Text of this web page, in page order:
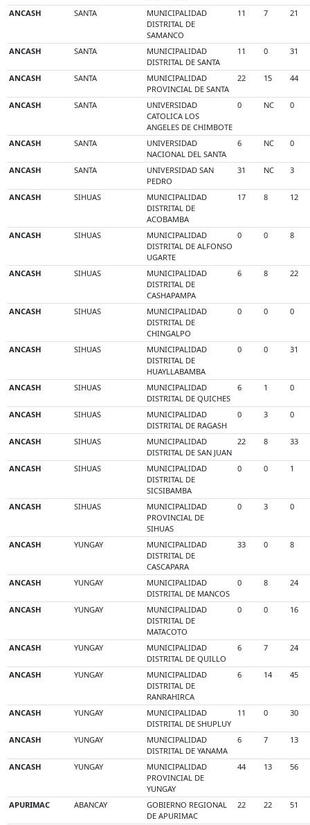
ANCASH SANTA
MUNICIPALIDAD
DISTRITAL DE
SAMANCO
11 7 21
ANCASH SANTA
MUNICIPALIDAD
DISTRITAL DE SANTA
11 0 31
ANCASH SANTA
MUNICIPALIDAD
PROVINCIAL DE SANTA
22 15 44
ANCASH SANTA
UNIVERSIDAD
CATOLICA LOS
ANGELES DE CHIMBOTE
0 NC 0
ANCASH SANTA
UNIVERSIDAD
NACIONAL DEL SANTA
6 NC 0
ANCASH SANTA
UNIVERSIDAD SAN
PEDRO
31 NC 3
ANCASH SIHUAS
MUNICIPALIDAD
DISTRITAL DE
ACOBAMBA
17 8 12
ANCASH SIHUAS
MUNICIPALIDAD
DISTRITAL DE ALFONSO
UGARTE
0 0 8
ANCASH SIHUAS
MUNICIPALIDAD
DISTRITAL DE
CASHAPAMPA
6 8 22
ANCASH SIHUAS
MUNICIPALIDAD
DISTRITAL DE
CHINGALPO
0 0 0
ANCASH SIHUAS
MUNICIPALIDAD
DISTRITAL DE
HUAYLLABAMBA
0 0 31
ANCASH SIHUAS
MUNICIPALIDAD
DISTRITAL DE QUICHES
6 1 0
ANCASH SIHUAS
MUNICIPALIDAD
DISTRITAL DE RAGASH
0 3 0
ANCASH SIHUAS
MUNICIPALIDAD
DISTRITAL DE SAN JUAN
22 8 33
ANCASH SIHUAS
MUNICIPALIDAD
DISTRITAL DE
SICSIBAMBA
0 0 1
ANCASH SIHUAS
MUNICIPALIDAD
PROVINCIAL DE
SIHUAS
0 3 0
ANCASH YUNGAY
MUNICIPALIDAD
DISTRITAL DE
CASCAPARA
33 0 8
ANCASH YUNGAY
MUNICIPALIDAD
DISTRITAL DE MANCOS
0 8 24
ANCASH YUNGAY
MUNICIPALIDAD
DISTRITAL DE
MATACOTO
0 0 16
ANCASH YUNGAY
MUNICIPALIDAD
DISTRITAL DE QUILLO
6 7 24
ANCASH YUNGAY
MUNICIPALIDAD
DISTRITAL DE
RANRAHIRCA
6 14 45
ANCASH YUNGAY
MUNICIPALIDAD
DISTRITAL DE SHUPLUY
11 0 30
ANCASH YUNGAY
MUNICIPALIDAD
DISTRITAL DE YANAMA
6 7 13
ANCASH YUNGAY
MUNICIPALIDAD
PROVINCIAL DE
YUNGAY
44 13 56
APURIMAC ABANCAY
GOBIERNO REGIONAL
DE APURIMAC
22 22 51